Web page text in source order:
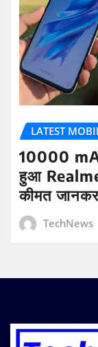
LATEST
10000
हुआ
कीमत
TechNews